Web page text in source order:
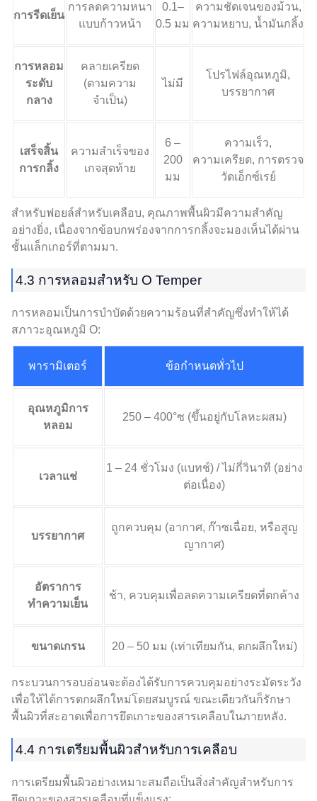
การรีดเย็น
การลดความหนา
แบบก้าวหน้า
0.1–
0.5 มม
ความชัดเจนของม้วน,
ความหยาบ, น้ำมันกลิ้ง
การหลอม
ระดับ
กลาง
คลายเครียด
(ตามความ
จำเป็น)
ไม่มี
โปรไฟล์อุณหภูมิ,
บรรยากาศ
เสร็จสิ้น
การกลิ้ง
ความสำเร็จของ
เกจสุดท้าย
6 –
200
มม
ความเร็ว,
ความเครียด, การตรวจ
วัดเอ็กซ์เรย์
สำหรับฟอยล์สำหรับเคลือบ, คุณภาพพื้นผิวมีความสำคัญ
อย่างยิ่ง, เนื่องจากข้อบกพร่องจากการกลิ้งจะมองเห็นได้ผ่าน
ชั้นแล็กเกอร์ที่ตามมา.
4.3 การหลอมสำหรับ O Temper
การหลอมเป็นการบำบัดด้วยความร้อนที่สำคัญซึ่งทำให้ได้
สภาวะอุณหภูมิ O:
พารามิเตอร์ ข้อกำหนดทั่วไป
อุณหภูมิการ
หลอม
250 – 400°ซ (ขึ้นอยู่กับโลหะผสม)
เวลาแช่
1 – 24 ชั่วโมง (แบทช์) / ไม่กี่วินาที (อย่าง
ต่อเนื่อง)
บรรยากาศ
ถูกควบคุม (อากาศ, ก๊าซเฉื่อย, หรือสูญ
ญากาศ)
อัตราการ
ทำความเย็น
ช้า, ควบคุมเพื่อลดความเครียดที่ตกค้าง
ขนาดเกรน 20 – 50 มม (เท่าเทียมกัน, ตกผลึกใหม่)
กระบวนการอบอ่อนจะต้องได้รับการควบคุมอย่างระมัดระวัง
เพื่อให้ได้การตกผลึกใหม่โดยสมบูรณ์ ขณะเดียวกันก็รักษา
พื้นผิวที่สะอาดเพื่อการยึดเกาะของสารเคลือบในภายหลัง.
4.4 การเตรียมพื้นผิวสำหรับการเคลือบ
การเตรียมพื้นผิวอย่างเหมาะสมถือเป็นสิ่งสำคัญสำหรับการ